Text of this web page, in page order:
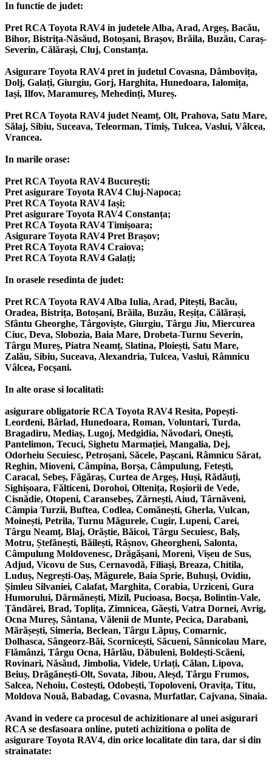
In functie de judet:
Pret RCA Toyota RAV4 in judetele Alba, Arad, Argeș, Bacău,
Bihor, Bistrița-Năsăud, Botoșani, Brașov, Brăila, Buzău, Caraș-
Severin, Călărași, Cluj, Constanța.
Asigurare Toyota RAV4 pret in judetul Covasna, Dâmbovița,
Dolj, Galați, Giurgiu, Gorj, Harghita, Hunedoara, Ialomița,
Iași, Ilfov, Maramureș, Mehedinți, Mureș.
Pret RCA Toyota RAV4 judet Neamț, Olt, Prahova, Satu Mare,
Sălaj, Sibiu, Suceava, Teleorman, Timiș, Tulcea, Vaslui, Vâlcea,
Vrancea.
In marile orase:
Pret RCA Toyota RAV4 București;
Pret asigurare Toyota RAV4 Cluj-Napoca;
Pret RCA Toyota RAV4 Iași;
Pret asigurare Toyota RAV4 Constanța;
Pret RCA Toyota RAV4 Timișoara;
Asigurare Toyota RAV4 Pret Brașov;
Pret RCA Toyota RAV4 Craiova;
Pret RCA Toyota RAV4 Galați;
In orasele resedinta de judet:
Pret RCA Toyota RAV4 Alba Iulia, Arad, Pitești, Bacău,
Oradea, Bistrița, Botoșani, Brăila, Buzău, Reșița, Călărași,
Sfântu Gheorghe, Târgoviște, Giurgiu, Târgu Jiu, Miercurea
Ciuc, Deva, Slobozia, Baia Mare, Drobeta-Turnu Severin,
Târgu Mureș, Piatra Neamț, Slatina, Ploiești, Satu Mare,
Zalău, Sibiu, Suceava, Alexandria, Tulcea, Vaslui, Râmnicu
Vâlcea, Focșani.
In alte orase si localitati:
asigurare obligatorie RCA Toyota RAV4 Resita, Popești-
Leordeni, Bârlad, Hunedoara, Roman, Voluntari, Turda,
Bragadiru, Mediaș, Lugoj, Medgidia, Năvodari, Onești,
Pantelimon, Tecuci, Sighetu Marmației, Mangalia, Dej,
Odorheiu Secuiesc, Petroșani, Săcele, Pașcani, Râmnicu Sărat,
Reghin, Mioveni, Câmpina, Borșa, Câmpulung, Fetești,
Caracal, Sebeș, Făgăraș, Curtea de Argeș, Huși, Rădăuți,
Sighișoara, Fălticeni, Dorohoi, Oltenița, Roșiorii de Vede,
Cisnădie, Otopeni, Caransebeș, Zărnești, Aiud, Târnăveni,
Câmpia Turzii, Buftea, Codlea, Comănești, Gherla, Vulcan,
Moinești, Petrila, Turnu Măgurele, Cugir, Lupeni, Carei,
Târgu Neamț, Blaj, Orăștie, Băicoi, Târgu Secuiesc, Balș,
Motru, Ștefănești, Băilești, Râșnov, Gheorgheni, Salonta,
Câmpulung Moldovenesc, Drăgășani, Moreni, Vișeu de Sus,
Adjud, Vicovu de Sus, Cernavodă, Filiași, Breaza, Chitila,
Luduș, Negrești-Oaș, Măgurele, Baia Sprie, Buhuși, Ovidiu,
Șimleu Silvaniei, Calafat, Marghita, Corabia, Urziceni, Gura
Humorului, Dărmănești, Mizil, Pucioasa, Bocșa, Bolintin-Vale,
Țăndărei, Brad, Toplița, Zimnicea, Găești, Vatra Dornei, Avrig,
Ocna Mureș, Sântana, Vălenii de Munte, Pecica, Darabani,
Mărășești, Simeria, Beclean, Târgu Lăpuș, Comarnic,
Dolhasca, Sângeorz-Băi, Scornicești, Săcueni, Sânnicolau Mare,
Flămânzi, Târgu Ocna, Hârlău, Dăbuleni, Boldești-Scăeni,
Rovinari, Năsăud, Jimbolia, Videle, Urlați, Călan, Lipova,
Beiuș, Drăgănești-Olt, Sovata, Jibou, Aleșd, Târgu Frumos,
Salcea, Nehoiu, Costești, Odobești, Topoloveni, Oravița, Titu,
Moldova Nouă, Babadag, Covasna, Murfatlar, Cajvana, Sinaia.
Avand in vedere ca procesul de achizitionare al unei asigurari
RCA se desfasoara online, puteti achizitiona o polita de
asigurare Toyota RAV4, din orice localitate din tara, dar si din
strainatate: